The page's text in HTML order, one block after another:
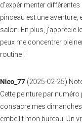
d’expérimenter
pinceau est une aventure,
salon. En plus, j’apprécie
peux me concentrer
routine !
Nico_77 (2025-02-25)
Cette peinture par numéro
consacre mes
embellit mon bureau. Un